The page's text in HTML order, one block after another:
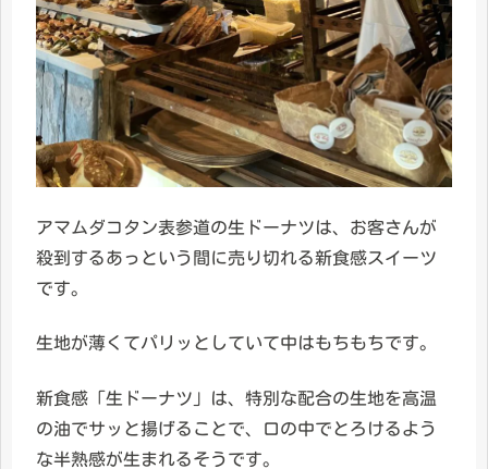
アマムダコタン表参道の生ドーナツは、お客さんが
殺到するあっという間に売り切れる新食感スイーツ
です。
生地が薄くてパリッとしていて中はもちもちです。
新食感「生ドーナツ」は、特別な配合の生地を高温
の油でサッと揚げることで、口の中でとろけるよう
な半熟感が生まれるそうです。